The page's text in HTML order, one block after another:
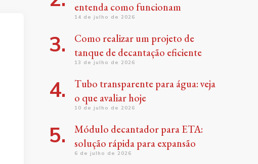
entenda como funcionam
14 de julho de 2026
Como realizar um projeto de
tanque de decantação eficiente
13 de julho de 2026
Tubo transparente para água: veja
o que avaliar hoje
10 de julho de 2026
Módulo decantador para ETA:
solução rápida para expansão
6 de julho de 2026